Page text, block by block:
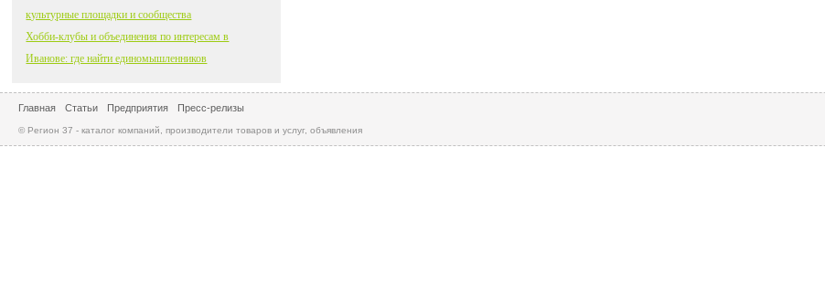
культурные площадки и сообщества
Хобби-клубы и объединения по интересам в
Иванове: где найти единомышленников
Главная Статьи Предприятия Пресс-релизы
© Регион 37 - каталог компаний, производители товаров и услуг, объявления